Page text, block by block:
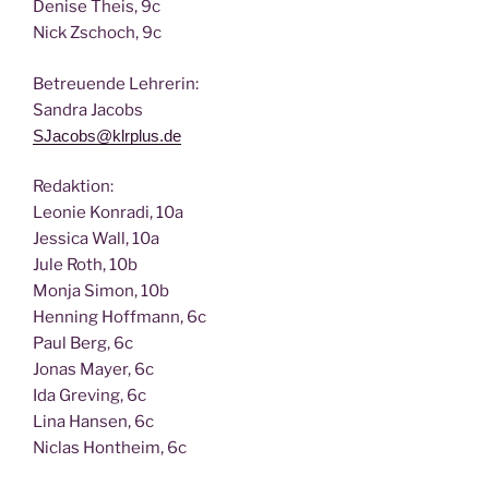
Deni­se Theis, 9c
Nick Zscho­ch, 9c
Betreu­en­de Lehrerin:
San­dra Jacobs
SJacobs@klrplus.de
Redak­ti­on:
Leo­nie Kon­ra­di, 10a
Jes­si­ca Wall, 10a
Jule Roth, 10b
Mon­ja Simon, 10b
Hen­ning Hoff­mann, 6c
Paul Berg, 6c
Jonas May­er, 6c
Ida Gre­ving, 6c
Lina Han­sen, 6c
Nic­las Hont­heim, 6c